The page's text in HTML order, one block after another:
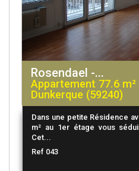
Rosendael -...
Appartement 77.6
Dunkerque (59240)
Dans une petite Résidence
m² au 1er étage vous
Cet...
Ref 043